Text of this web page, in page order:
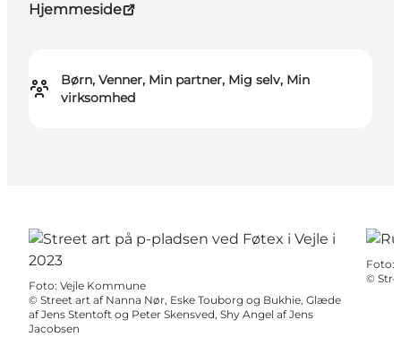
Hjemmeside
Børn, Venner, Min partner, Mig selv, Min
virksomhed
Foto: Vejle Kommune
© Street art af Nanna Nør, Eske Touborg og Bukhie, Glæde
af Jens Stentoft og Peter Skensved, Shy Angel af Jens
Jacobsen
Foto:
©